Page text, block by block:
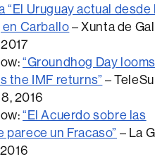
“El Uruguay actual desde
en Carballo– Xunta de
“Groundhog Day
the IMF returns” –
2016
“El Acuerdo sobre las
parece un Fracaso” – La